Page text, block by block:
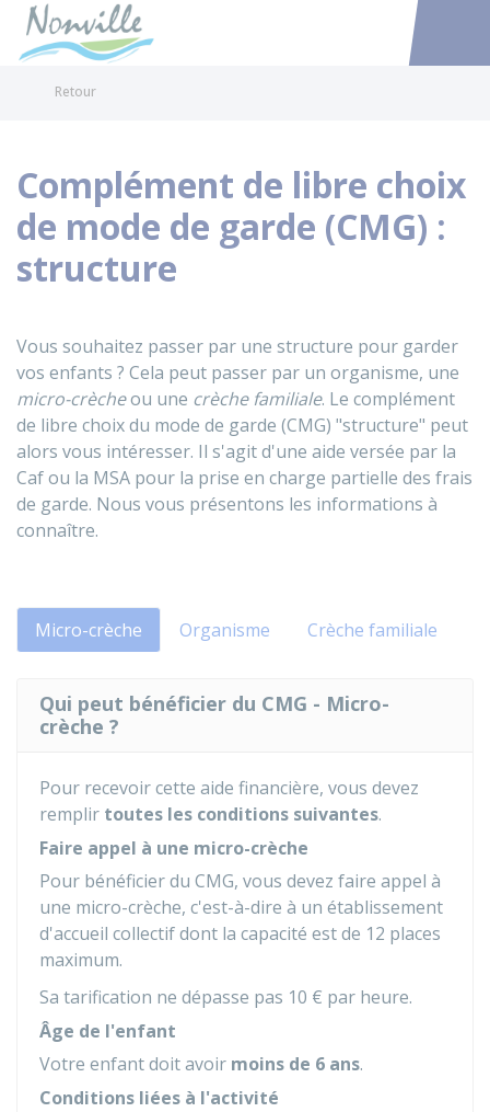
Accéder
Retour
Complément de libre choix
de mode de garde (CMG) :
structure
Vous souhaitez passer par une structure pour garder
vos enfants ? Cela peut passer par un organisme, une
micro-crècheou une crèche familiale. Le complément
de libre choix du mode de garde (CMG) "structure" peut
alors vous intéresser. Il s'agit d'une aide versée par la
Caf ou la MSA pour la prise en charge partielle des frais
de garde. Nous vous présentons les informations à
connaître.
Micro-crèche Organisme Crèche familiale
Qui peut bénéficier du CMG - Micro-
crèche ?
Pour recevoir cette aide financière, vous devez
remplir toutes les conditions suivantes.
Faire appel à une micro-crèche
Pour bénéficier du CMG, vous devez faire appel à
une micro-crèche, c'est-à-dire à un établissement
d'accueil collectif dont la capacité est de 12 places
maximum.
Sa tarification ne dépasse pas 10 € par heure.
Âge de l'enfant
Votre enfant doit avoir moins de 6 ans.
Conditions liées à l'activité